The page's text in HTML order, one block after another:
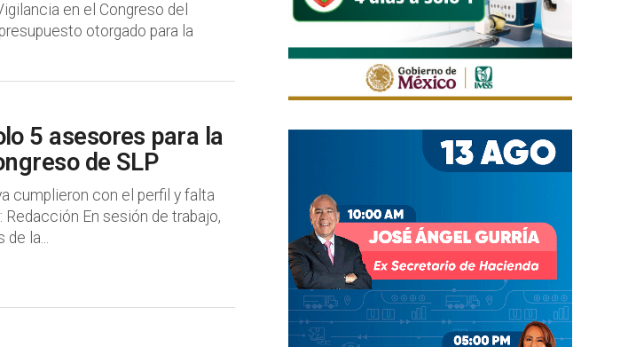
en el Congreso del
otorgado para la
5 asesores para la
de SLP
cumplieron con el perfil y falta
Redacción En sesión de trabajo,
de la...